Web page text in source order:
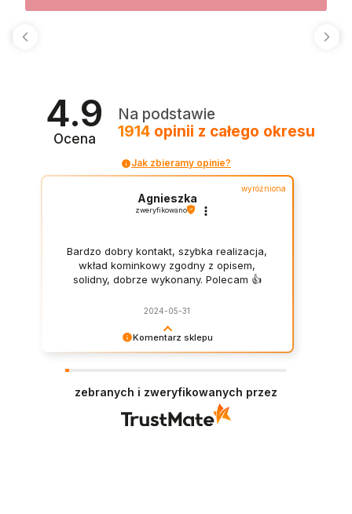
4.9
Ocena
Na podstawie
1914 opinii z całego okresu
Jak zbieramy opinie?
Komentarz sklepu
wyróżniona
Agnieszka
zweryfikowano
Bardzo dobry kontakt, szybka realizacja,
wkład kominkowy zgodny z opisem,
solidny, dobrze wykonany. Polecam 👍️
2024-05-31
zebranych i zweryfikowanych przez